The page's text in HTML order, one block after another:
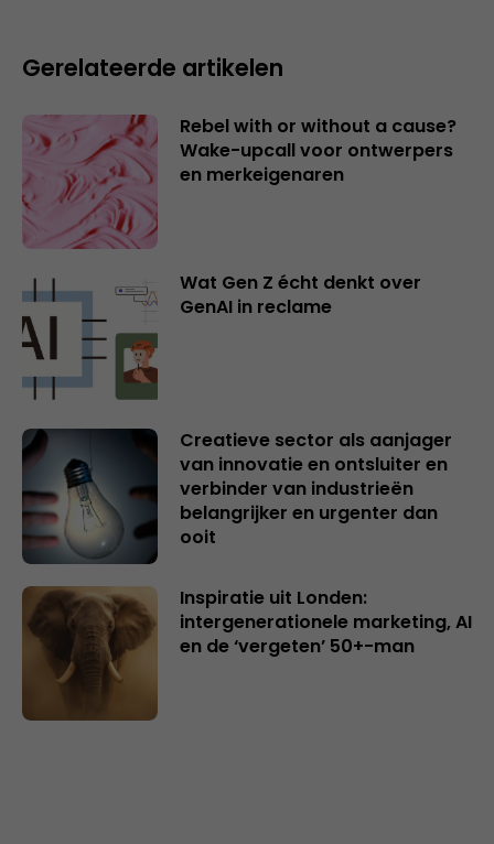
Gerelateerde artikelen
Rebel with or without a cause?
Wake-upcall voor ontwerpers
en merkeigenaren
Wat Gen Z écht denkt over
GenAI in reclame
Creatieve sector als aanjager
van innovatie en ontsluiter en
verbinder van industrieën
belangrijker en urgenter dan
ooit
Inspiratie uit Londen:
intergenerationele marketing, AI
en de ‘vergeten’ 50+-man